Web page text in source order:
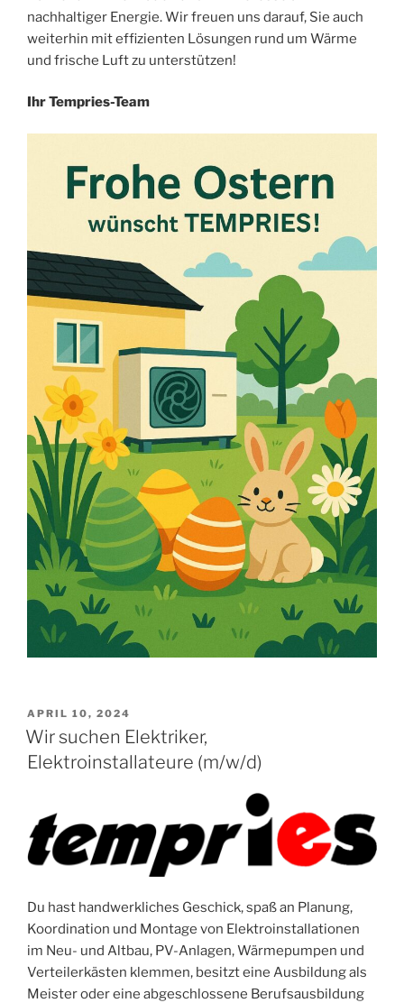
nachhaltiger Energie. Wir freuen uns darauf, Sie auch
weiterhin mit effizienten Lösungen rund um Wärme
und frische Luft zu unterstützen!
Ihr Tempries-Team
VERÖFFENTLICHT
AM
APRIL 10, 2024
Wir suchen Elektriker,
Elektroinstallateure (m/w/d)
Du hast handwerkliches Geschick, spaß an Planung,
Koordination und Montage von Elektroinstallationen
im Neu- und Altbau, PV-Anlagen, Wärmepumpen und
Verteilerkästen klemmen, besitzt eine Ausbildung als
Meister oder eine abgeschlossene Berufsausbildung